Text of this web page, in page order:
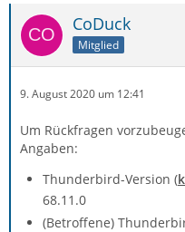
CoDuck
Mitglied
9. August 2020 um 12:41
Um Rückfragen
Angaben:
Thunderbird-Version (
68.11.0
(Betroffene)